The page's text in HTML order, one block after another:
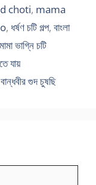
choti, mama
, ধর্ষণ চটি গল্প, বাংলা
মামা ভাগ্নি চটি
যায়
গুদ চুষছি